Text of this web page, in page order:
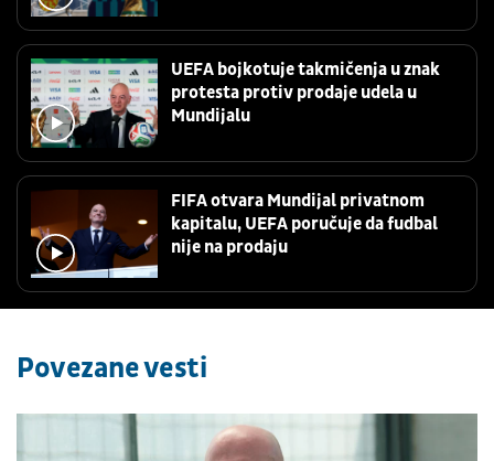
UEFA bojkotuje takmičenja u znak
protesta protiv prodaje udela u
Mundijalu
FIFA otvara Mundijal privatnom
kapitalu, UEFA poručuje da fudbal
nije na prodaju
Povezane vesti